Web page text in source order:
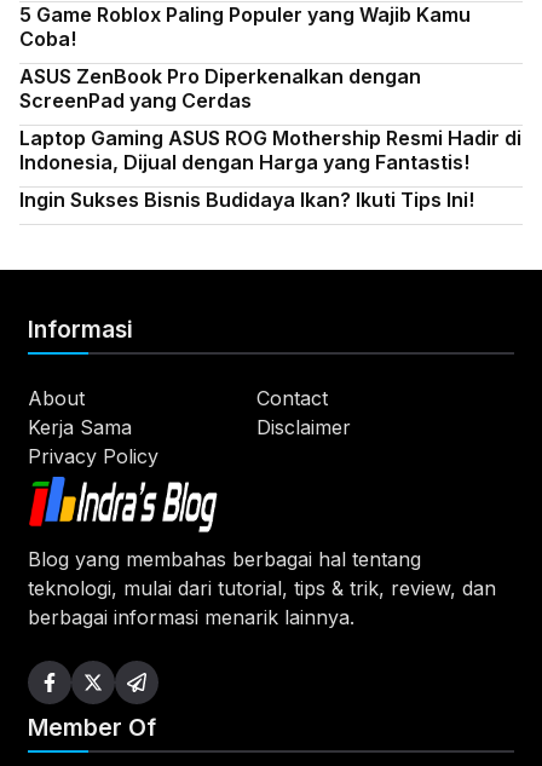
5 Game Roblox Paling Populer yang Wajib Kamu
Coba!
ASUS ZenBook Pro Diperkenalkan dengan
ScreenPad yang Cerdas
Laptop Gaming ASUS ROG Mothership Resmi Hadir di
Indonesia, Dijual dengan Harga yang Fantastis!
Ingin Sukses Bisnis Budidaya Ikan? Ikuti Tips Ini!
Blog yang membahas berbagai hal tentang
teknologi, mulai dari tutorial, tips & trik, review, dan
berbagai informasi menarik lainnya.
Informasi
About
Contact
Kerja Sama
Disclaimer
Privacy Policy
Member Of